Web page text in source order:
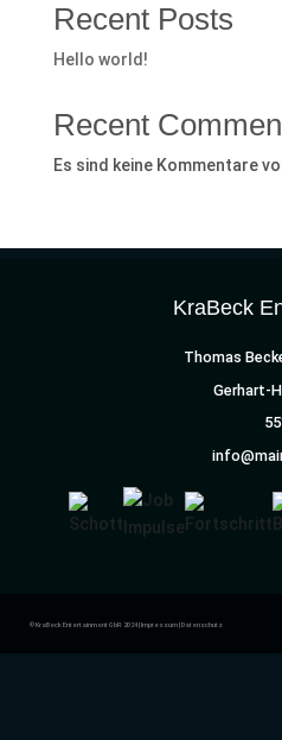
Recent Posts
Hello world!
Recent
Es sind keine Kommentare
KraBeck
Thomas
Gerhart-
© KraBeck Entertainment GbR 2024 |Impressum|Datenschutz